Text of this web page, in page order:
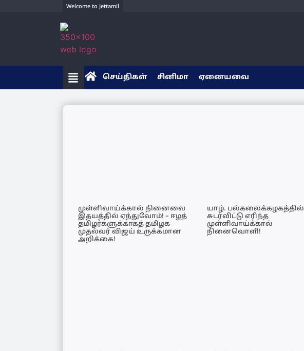
Welcome to Jettamil
செய்திகள் சினிமா ஏனையவை
முள்ளிவாய்க்கால் நினைவை
இதயத்தில் ஏந்துவோம்! – ஈழத்
தமிழர்களுக்காகத் தமிழக
முதல்வர் விஜய் உருக்கமான
அறிக்கை!
யாழ். பல்கலைக்கழகத்தில்
சுடர்விட்டு எரிந்த
முள்ளிவாய்க்கால்
நினைவொளி!